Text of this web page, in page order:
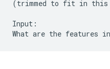
(trimmed to fit in
Input: